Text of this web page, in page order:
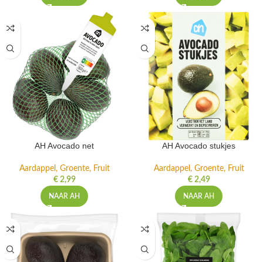
AH Avocado net
Aardappel, Groente, Fruit
€2,99
NAAR AH
AH Avocado stukjes
Aardappel, Groente, Fruit
€2,49
NAAR AH